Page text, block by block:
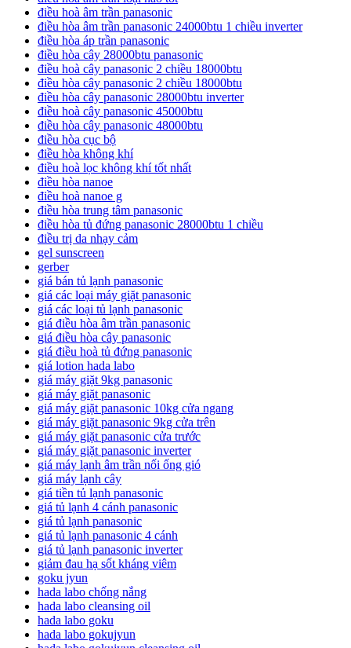
điều hoà âm trần panasonic
điều hòa âm trần panasonic 24000btu 1 chiều inverter
điều hòa áp trần panasonic
điều hòa cây 28000btu panasonic
điều hoà cây panasonic 2 chiều 18000btu
điều hòa cây panasonic 2 chiều 18000btu
điều hòa cây panasonic 28000btu inverter
điều hoà cây panasonic 45000btu
điều hòa cây panasonic 48000btu
điều hòa cục bộ
điều hòa không khí
điều hoà lọc không khí tốt nhất
điều hòa nanoe
điều hoà nanoe g
điều hòa trung tâm panasonic
điều hòa tủ đứng panasonic 28000btu 1 chiều
điều trị da nhạy cảm
gel sunscreen
gerber
giá bán tủ lạnh panasonic
giá các loại máy giặt panasonic
giá các loại tủ lạnh panasonic
giá điều hòa âm trần panasonic
giá điều hòa cây panasonic
giá điều hoà tủ đứng panasonic
giá lotion hada labo
giá máy giặt 9kg panasonic
giá máy giặt panasonic
giá máy giặt panasonic 10kg cửa ngang
giá máy giặt panasonic 9kg cửa trên
giá máy giặt panasonic cửa trước
giá máy giặt panasonic inverter
giá máy lạnh âm trần nối ống gió
giá máy lạnh cây
giá tiền tủ lạnh panasonic
giá tủ lạnh 4 cánh panasonic
giá tủ lạnh panasonic
giá tủ lạnh panasonic 4 cánh
giá tủ lạnh panasonic inverter
giảm đau hạ sốt kháng viêm
goku jyun
hada labo chống nắng
hada labo cleansing oil
hada labo goku
hada labo gokujyun